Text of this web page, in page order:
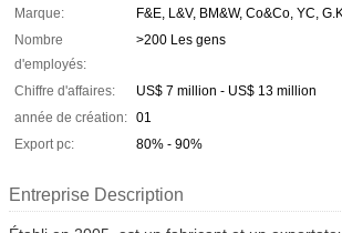
Marque:
F&E, L&V, BM&W, Co&Co, YC,
Nombre
d'employés:
>200 Les gens
Chiffre d'affaires:
US$ 7 million - US$ 13 million
année de création: 01
Export pc:
80% - 90%
Entreprise Description